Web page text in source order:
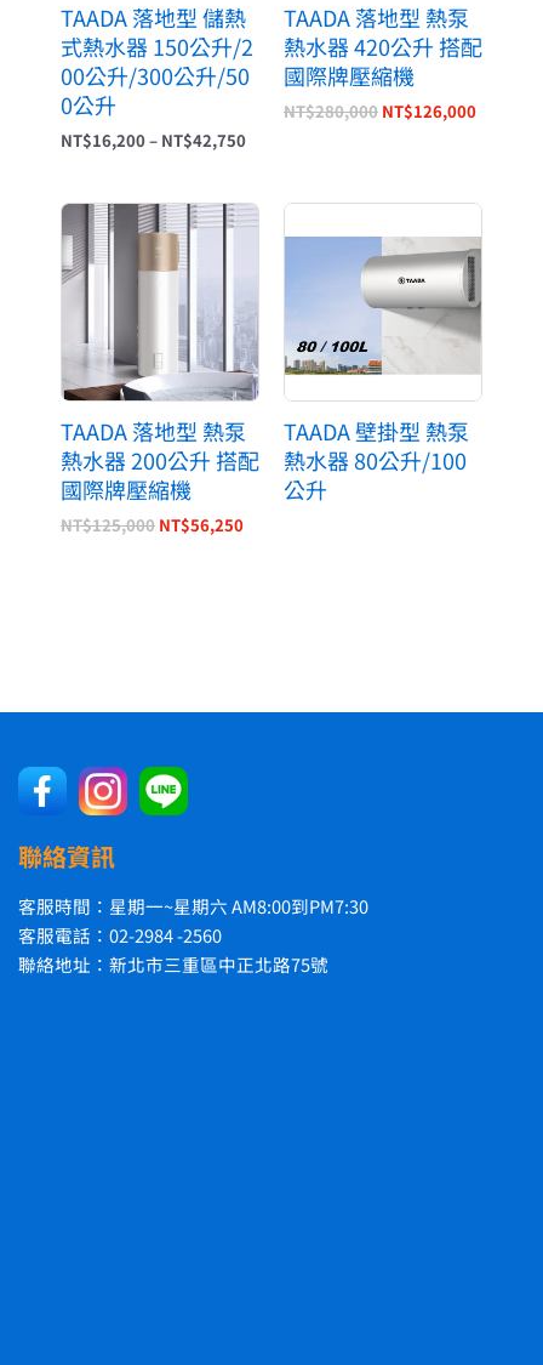
TAADA 落地型 儲熱
式熱水器 150公升/2
00公升/300公升/50
0公升
NT$16,200– NT$42,750
TAADA 落地型 熱泵
熱水器 420公升 搭配
國際牌壓縮機
NT$280,000 NT$126,000
TAADA 落地型 熱泵
熱水器 200公升 搭配
國際牌壓縮機
NT$125,000
原
始
價
格：
NT$56,250
目
前
TAADA 壁掛型 熱泵
熱水器 80公升/100
公升
聯絡資訊
客服時間：星期一~星期六 AM8:00到PM7:30
客服電話：02-2984 -2560
聯絡地址：新北市三重區中正北路75號